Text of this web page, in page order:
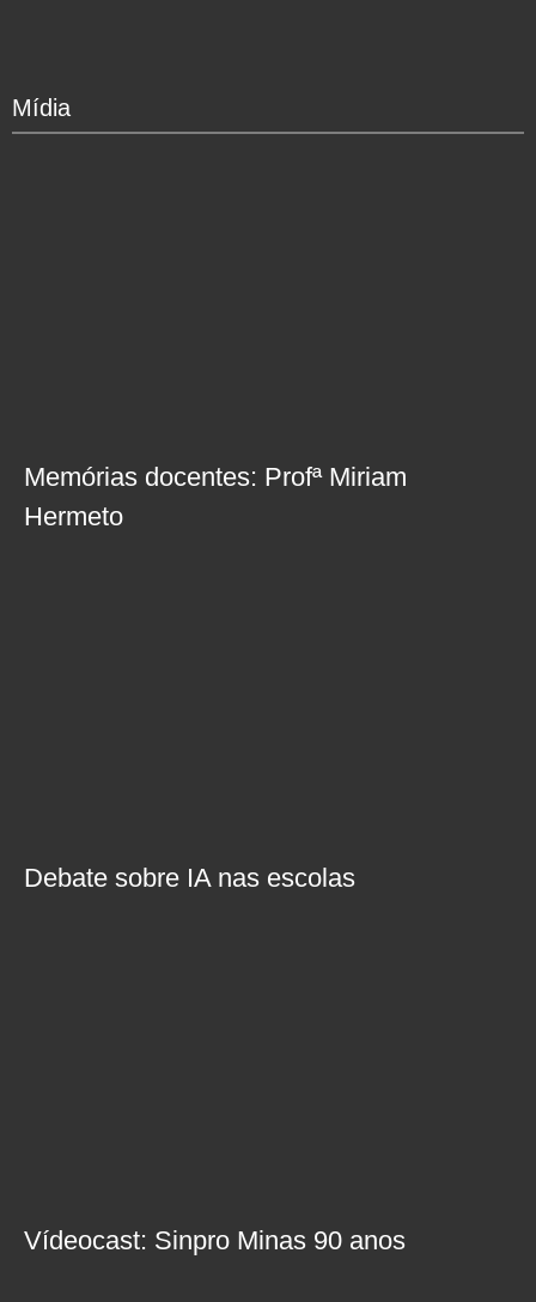
Mídia
Memórias docentes: Profª Miriam
Hermeto
Debate sobre IA nas escolas
Vídeocast: Sinpro Minas 90 anos